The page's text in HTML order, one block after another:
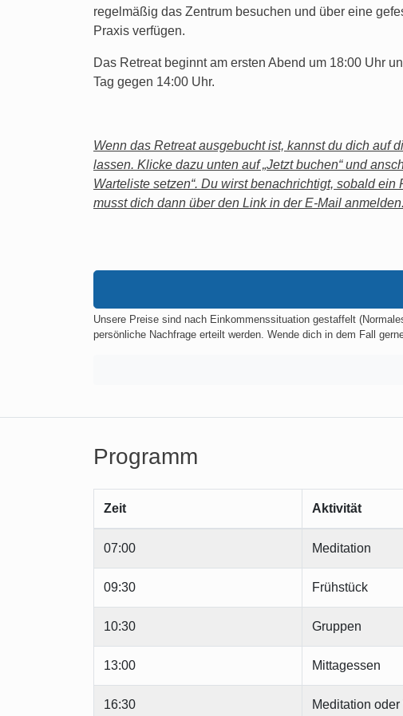
regelmäßig das Zentrum besuchen und über eine
Praxis verfügen.
Das Retreat beginnt am ersten Abend um 18:00 Uhr
Tag gegen 14:00 Uhr.
Wenn das Retreat ausgebucht ist, kannst du dich auf
lassen. Klicke dazu unten auf „Jetzt buchen“ und
Warteliste setzen“. Du wirst benachrichtigt, sobald ein
musst dich dann über den Link in der E-Mail anmelden.
Unsere Preise sind nach Einkommenssituation gestaffelt
persönliche Nachfrage erteilt werden. Wende dich in dem Fall
Programm
Zeit Aktivität
07:00 Meditation
09:30 Frühstück
10:30 Gruppen
13:00 Mittagessen
16:30 Meditation